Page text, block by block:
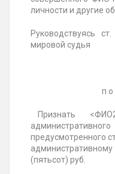
личности и другие
Руководствуясь
мировой судья
п о
Признать
предусмотренного
(пятьсот) руб.